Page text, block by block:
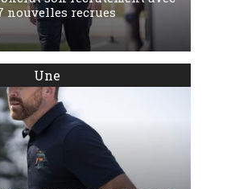
nouvelles recrues
Une